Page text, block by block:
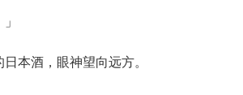
本酒，眼神望向远方。